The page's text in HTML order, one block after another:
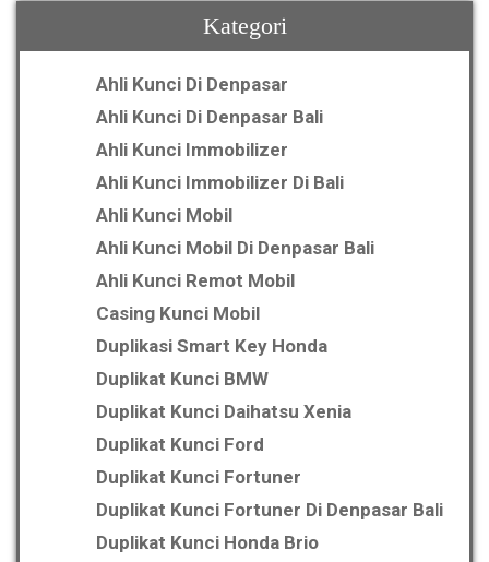
Kategori
Ahli Kunci Di Denpasar
Ahli Kunci Di Denpasar Bali
Ahli Kunci Immobilizer
Ahli Kunci Immobilizer Di Bali
Ahli Kunci Mobil
Ahli Kunci Mobil Di Denpasar Bali
Ahli Kunci Remot Mobil
Casing Kunci Mobil
Duplikasi Smart Key Honda
Duplikat Kunci BMW
Duplikat Kunci Daihatsu Xenia
Duplikat Kunci Ford
Duplikat Kunci Fortuner
Duplikat Kunci Fortuner Di Denpasar Bali
Duplikat Kunci Honda Brio